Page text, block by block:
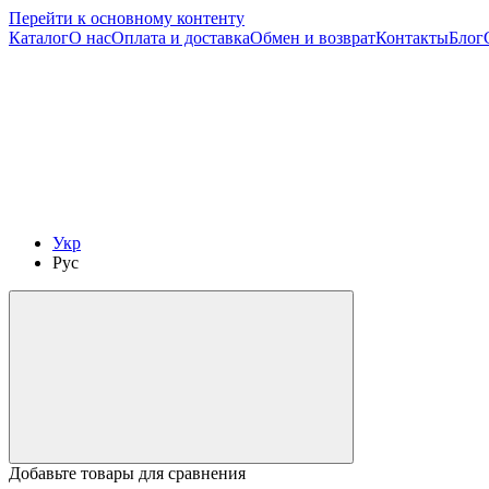
Перейти к основному контенту
КаталогО насОплата и доставкаОбмен и возвратКонтактыБлог
Укр
Рус
Добавьте товары для сравнения